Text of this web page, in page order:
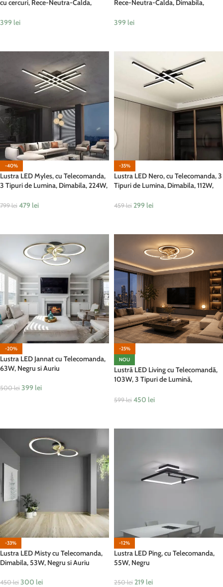
cu cercuri, Rece-Neutra-Calda,
399 lei
Rece-Neutra-Calda, Dimabila,
399 lei
-40%
Lustra LED Myles, cu Telecomanda,
3 Tipuri de Lumina, Dimabila, 224W,
799lei 479 lei
-35%
Lustra LED Nero, cu Telecomanda, 3
Tipuri de Lumina, Dimabila, 112W,
459lei 299 lei
-20%
Lustra LED Jannat cu Telecomanda,
63W, Negru si Auriu
500lei 399 lei
-25%
NOU
Lustră LED Living cu Telecomandă,
103W, 3 Tipuri de Lumină,
599lei 450 lei
-33%
Lustra LED Misty cu Telecomanda,
Dimabila, 53W, Negru si Auriu
450lei 300 lei
-12%
Lustra LED Ping, cu Telecomanda,
55W, Negru
250lei 219 lei